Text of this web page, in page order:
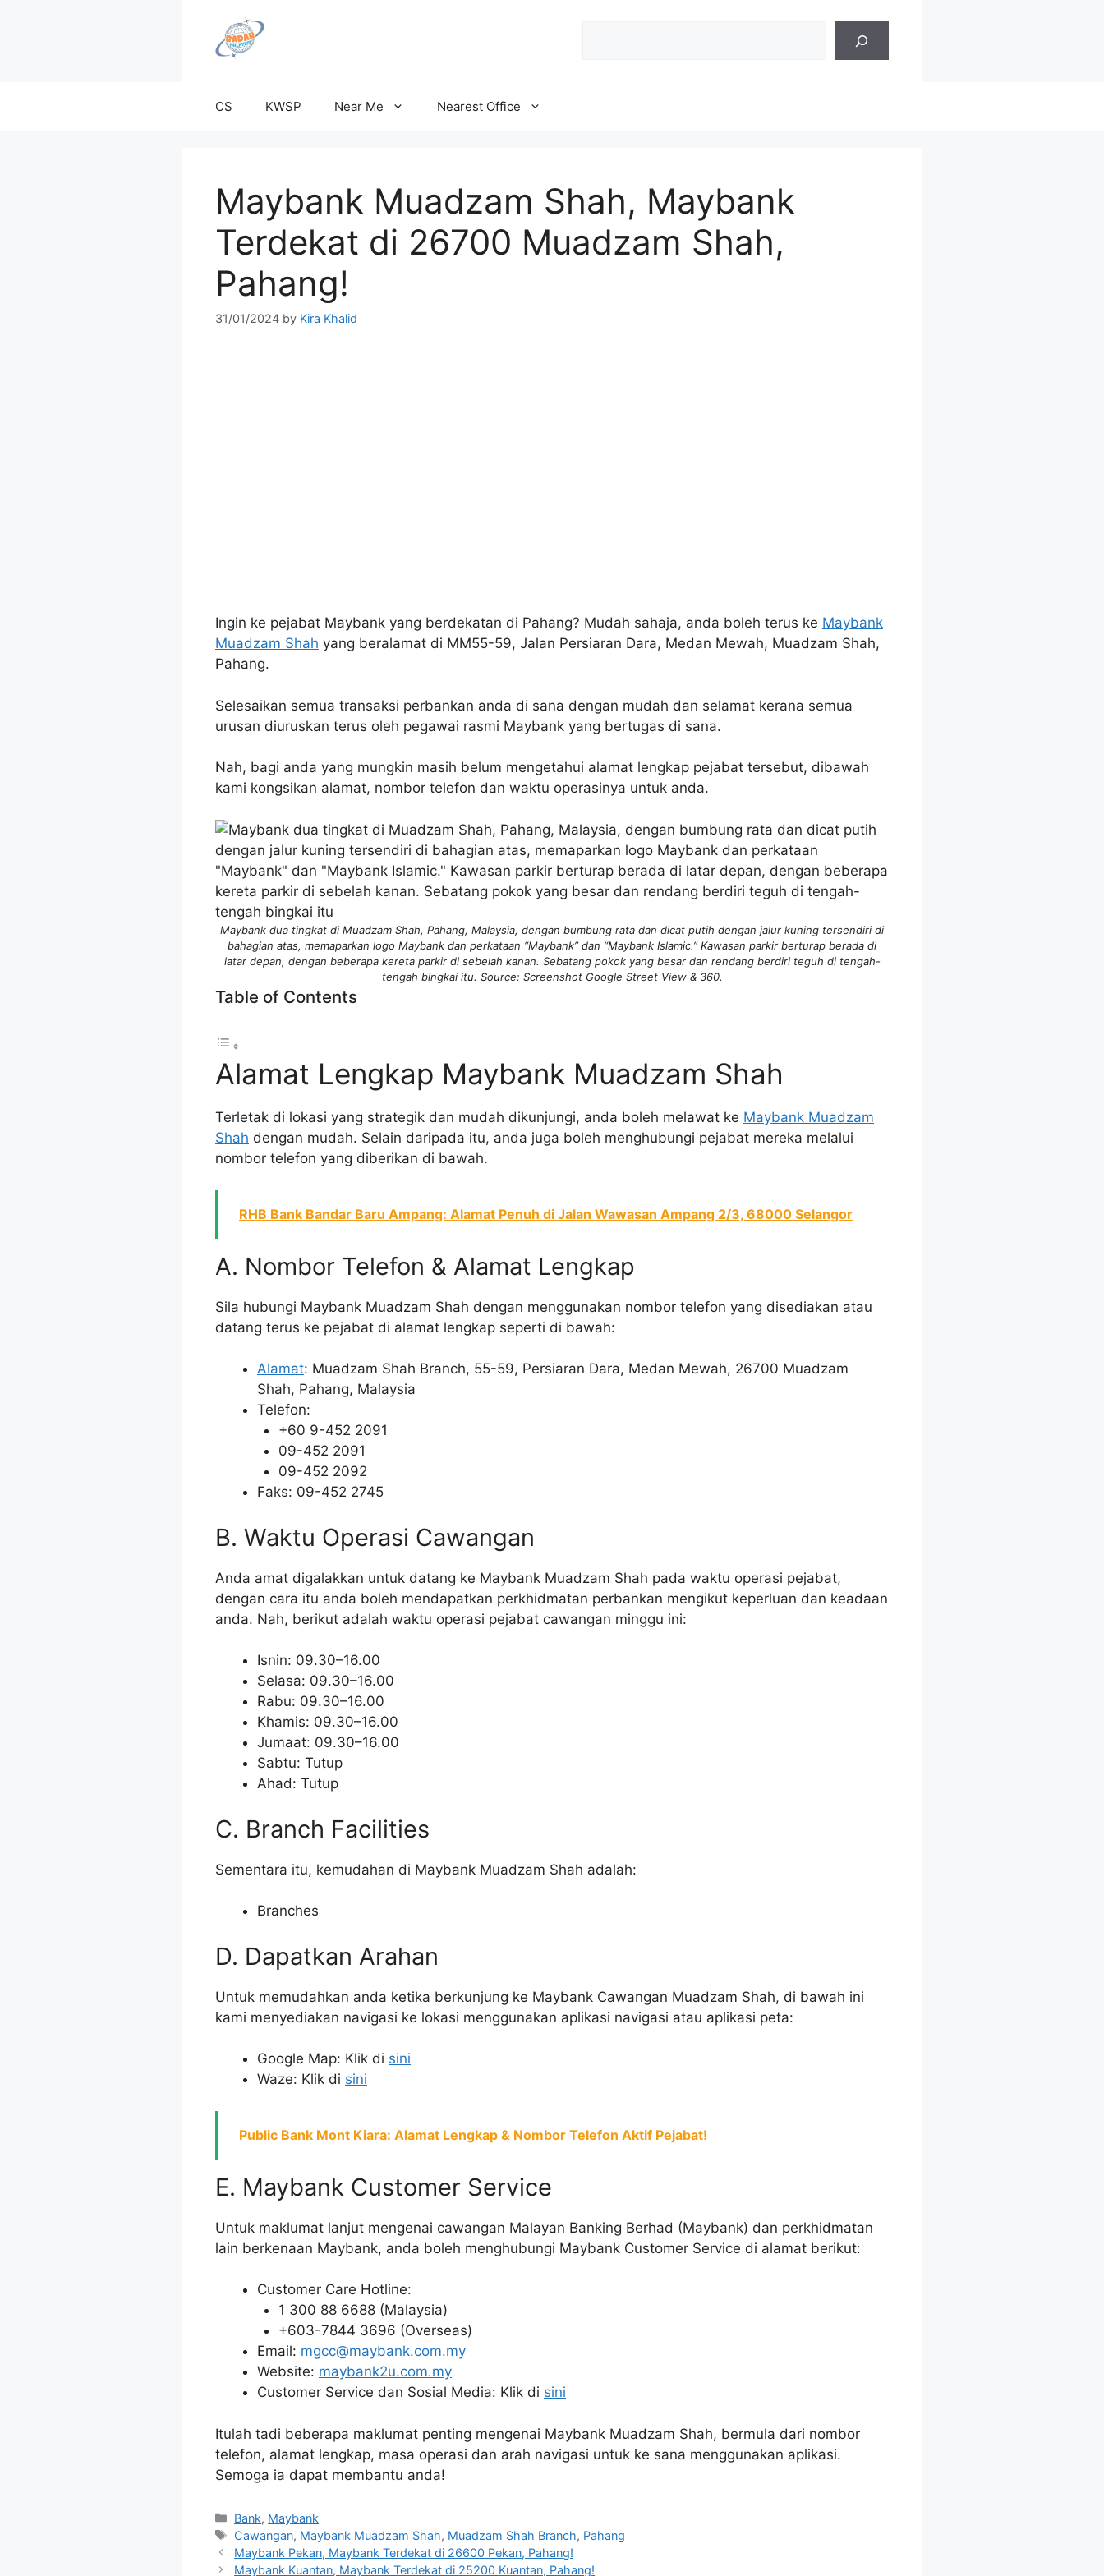
CS KWSP Near Me Nearest Office
Maybank Muadzam Shah, Maybank
Terdekat di 26700 Muadzam Shah,
Pahang!
31/01/2024 by Kira Khalid
Ingin ke pejabat Maybank yang berdekatan di Pahang? Mudah sahaja, anda boleh terus ke Maybank
Muadzam Shah yang beralamat di MM55-59, Jalan Persiaran Dara, Medan Mewah, Muadzam Shah,
Pahang.
Selesaikan semua transaksi perbankan anda di sana dengan mudah dan selamat kerana semua
urusan diuruskan terus oleh pegawai rasmi Maybank yang bertugas di sana.
Nah, bagi anda yang mungkin masih belum mengetahui alamat lengkap pejabat tersebut, dibawah
kami kongsikan alamat, nombor telefon dan waktu operasinya untuk anda.
Maybank dua tingkat di Muadzam Shah, Pahang, Malaysia, dengan bumbung rata dan dicat putih dengan jalur kuning tersendiri di
bahagian atas, memaparkan logo Maybank dan perkataan “Maybank” dan “Maybank Islamic.” Kawasan parkir berturap berada di
latar depan, dengan beberapa kereta parkir di sebelah kanan. Sebatang pokok yang besar dan rendang berdiri teguh di tengah-
tengah bingkai itu. Source: Screenshot Google Street View & 360.
Table of Contents
Alamat Lengkap Maybank Muadzam Shah
Terletak di lokasi yang strategik dan mudah dikunjungi, anda boleh melawat ke Maybank Muadzam
Shah dengan mudah. Selain daripada itu, anda juga boleh menghubungi pejabat mereka melalui
nombor telefon yang diberikan di bawah.
RHB Bank Bandar Baru Ampang: Alamat Penuh di Jalan Wawasan Ampang 2/3, 68000 Selangor
A. Nombor Telefon & Alamat Lengkap
Sila hubungi Maybank Muadzam Shah dengan menggunakan nombor telefon yang disediakan atau
datang terus ke pejabat di alamat lengkap seperti di bawah:
Alamat: Muadzam Shah Branch, 55-59, Persiaran Dara, Medan Mewah, 26700 Muadzam
Shah, Pahang, Malaysia
Telefon:
+60 9-452 2091
09-452 2091
09-452 2092
Faks: 09-452 2745
B. Waktu Operasi Cawangan
Anda amat digalakkan untuk datang ke Maybank Muadzam Shah pada waktu operasi pejabat,
dengan cara itu anda boleh mendapatkan perkhidmatan perbankan mengikut keperluan dan keadaan
anda. Nah, berikut adalah waktu operasi pejabat cawangan minggu ini:
Isnin: 09.30–16.00
Selasa: 09.30–16.00
Rabu: 09.30–16.00
Khamis: 09.30–16.00
Jumaat: 09.30–16.00
Sabtu: Tutup
Ahad: Tutup
C. Branch Facilities
Sementara itu, kemudahan di Maybank Muadzam Shah adalah:
Branches
D. Dapatkan Arahan
Untuk memudahkan anda ketika berkunjung ke Maybank Cawangan Muadzam Shah, di bawah ini
kami menyediakan navigasi ke lokasi menggunakan aplikasi navigasi atau aplikasi peta:
Google Map: Klik di sini
Waze: Klik di sini
Public Bank Mont Kiara: Alamat Lengkap & Nombor Telefon Aktif Pejabat!
E. Maybank Customer Service
Untuk maklumat lanjut mengenai cawangan Malayan Banking Berhad (Maybank) dan perkhidmatan
lain berkenaan Maybank, anda boleh menghubungi Maybank Customer Service di alamat berikut:
Customer Care Hotline:
1 300 88 6688 (Malaysia)
+603-7844 3696 (Overseas)
Email: mgcc@maybank.com.my
Website: maybank2u.com.my
Customer Service dan Sosial Media: Klik di sini
Itulah tadi beberapa maklumat penting mengenai Maybank Muadzam Shah, bermula dari nombor
telefon, alamat lengkap, masa operasi dan arah navigasi untuk ke sana menggunakan aplikasi.
Semoga ia dapat membantu anda!
Categories
Bank, Maybank
Tags
Cawangan, Maybank Muadzam Shah, Muadzam Shah Branch, Pahang
Maybank Pekan, Maybank Terdekat di 26600 Pekan, Pahang!
Maybank Kuantan, Maybank Terdekat di 25200 Kuantan, Pahang!